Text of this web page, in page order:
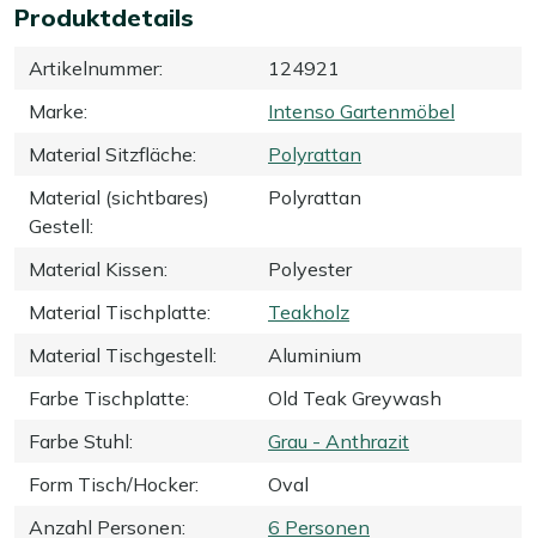
Produktdetails
Artikelnummer:
124921
Marke:
Intenso Gartenmöbel
Material Sitzfläche:
Polyrattan
Material (sichtbares)
Gestell:
Polyrattan
Material Kissen:
Polyester
Material Tischplatte:
Teakholz
Material Tischgestell:
Aluminium
Farbe Tischplatte:
Old Teak Greywash
Farbe Stuhl:
Grau - Anthrazit
Form Tisch/Hocker:
Oval
Anzahl Personen:
6 Personen